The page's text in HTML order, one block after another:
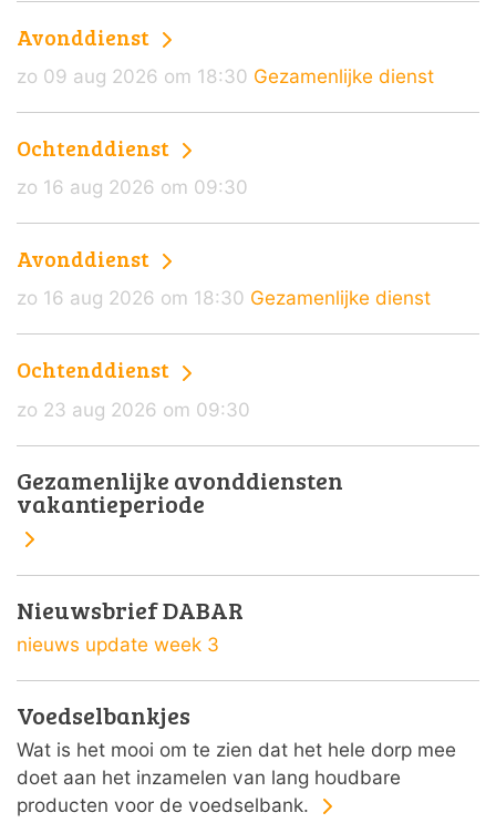
Avonddienst
zo 09 aug 2026 om 18:30 Gezamenlijke dienst
Ochtenddienst
zo 16 aug 2026 om 09:30
Avonddienst
zo 16 aug 2026 om 18:30 Gezamenlijke dienst
Ochtenddienst
zo 23 aug 2026 om 09:30
Gezamenlijke avonddiensten
vakantieperiode
Nieuwsbrief DABAR
nieuws update week 3
Voedselbankjes
Wat is het mooi om te zien dat het hele dorp mee
doet aan het inzamelen van lang houdbare
producten voor de voedselbank.